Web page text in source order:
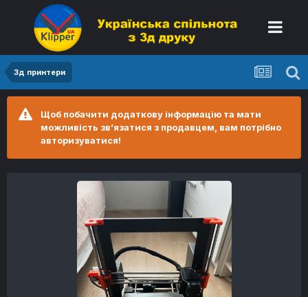
3д принтери
Щоб побачити додаткову інформацію та мати
можливість зв’язатися з продавцем, вам потрібно
авторизуватися!